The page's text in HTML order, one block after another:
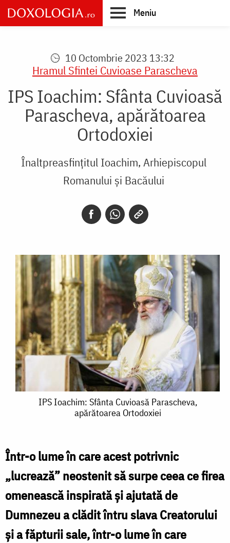
Skip
to
main
Meniu
10 Octombrie 2023 13:32
Hramul Sfintei Cuvioase Parascheva
IPS Ioachim: Sfânta Cuvioasă
Parascheva, apărătoarea
Ortodoxiei
Înaltpreasfințitul Ioachim, Arhiepiscopul
Romanului și Bacăului
Cuvioasă
Parascheva,
apărătoarea
IPS Ioachim: Sfânta Cuvioasă Parascheva,
apărătoarea Ortodoxiei
Într-o lume în care acest potrivnic
„lucrează” neostenit să surpe ceea ce firea
omenească inspirată şi ajutată de
Dumnezeu a clădit întru slava Creatorului
şi a făpturii sale, într-o lume în care